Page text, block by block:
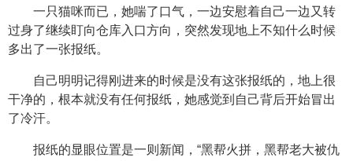
一只猫咪而已，她喘了口气，一边安慰着自己一边又转
过身了继续盯向仓库入口方向，突然发现地上不知什么时候
多出了一张报纸。
自己明明记得刚进来的时候是没有这张报纸的，地上很
干净的，根本就没有任何报纸，她感觉到自己背后开始冒出
了冷汗。
报纸的显眼位置是一则新闻，“黑帮火拼，黑帮老大被仇